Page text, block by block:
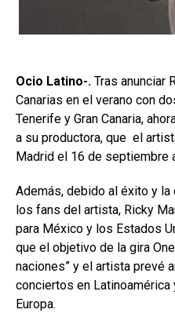
Ocio Latino-. Tras anunciar
Canarias en el verano con
Tenerife y Gran Canaria,
a su productora, que el
Madrid el 16 de septiembre
Además, debido al éxito y
los fans del artista, Ricky
para México y los Estados
que el objetivo de la gira
naciones” y el artista prevé
conciertos en Latinoamérica
Europa.